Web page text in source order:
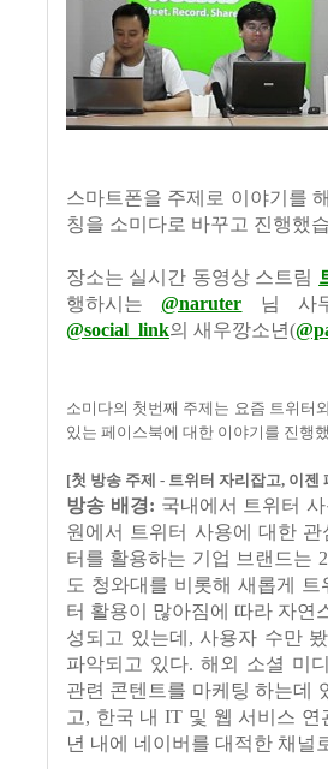
스마트폰을 주제로 이야기를
칭을 소미다로 바꾸고 진행했
장소는 실시간 동영상 스트림
행하시는
@naruter 님 사
@social_link의 새우깡소년(
소미다의 첫번째 주제는 요즘 트위터
있는 페이스북에 대한 이야기를 진행
[첫 방송 주제 - 트위터 자리잡고, 이젠
방송 배경: 국내에서 트위터
원에서 트위터 사용에 대한
터를 활용하는 기업 브랜드는
도 청와대를 비롯해 새롭게
터 활용이 많아짐에 따라 자연
성되고 있는데 , 사용자 수만
파악되고 있다. 해외 소셜 미
관련 콘텐트를 마케팅 하는데
고, 한국 내 IT 및 웹 서비스
년 내에 네이버를 대적한 채널